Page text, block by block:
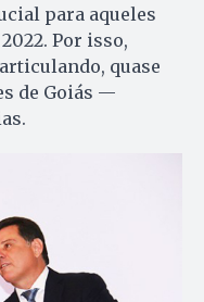
para aqueles
Por isso,
quase
de Goiás —